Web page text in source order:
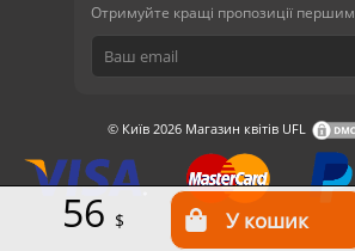
56 $
Отримуйте кращі пропозиції першим
© Київ 2026 Магазин квітів UFL